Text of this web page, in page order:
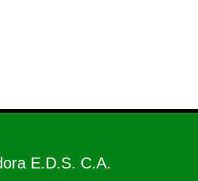
E.D.S. C.A.